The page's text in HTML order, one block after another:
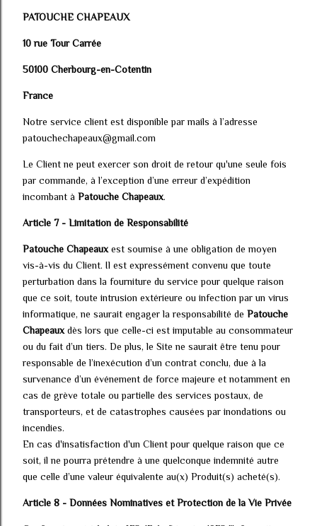
PATOUCHE CHAPEAUX
10 rue Tour Carrée
50100 Cherbourg-en-Cotentin
France
Notre service client est disponible par mails à l’adresse
patouchechapeaux@gmail.com
Le Client ne peut exercer son droit de retour qu'une seule fois
par commande, à l’exception d’une erreur d’expédition
incombant à Patouche Chapeaux.
Article 7 - Limitation de Responsabilité
Patouche Chapeaux est soumise à une obligation de moyen
vis-à-vis du Client. Il est expressément convenu que toute
perturbation dans la fourniture du service pour quelque raison
que ce soit, toute intrusion extérieure ou infection par un virus
informatique, ne saurait engager la responsabilité de Patouche
Chapeaux dès lors que celle-ci est imputable au consommateur
ou du fait d’un tiers. De plus, le Site ne saurait être tenu pour
responsable de l’inexécution d’un contrat conclu, due à la
survenance d’un événement de force majeure et notamment en
cas de grève totale ou partielle des services postaux, de
transporteurs, et de catastrophes causées par inondations ou
incendies.
En cas d'insatisfaction d'un Client pour quelque raison que ce
soit, il ne pourra prétendre à une quelconque indemnité autre
que celle d’une valeur équivalente au(x) Produit(s) acheté(s).
Article 8 - Données Nominatives et Protection de la Vie Privée